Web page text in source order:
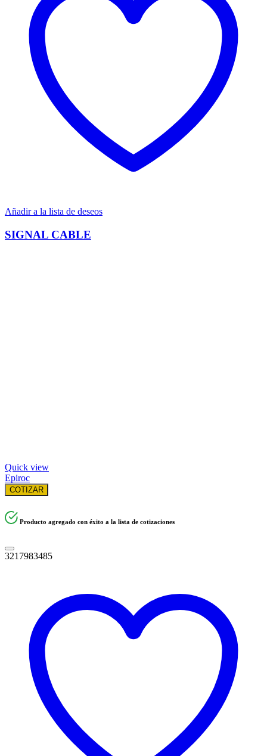
Añadir a la lista de deseos
SIGNAL CABLE
Quick view
Epiroc
COTIZAR
Producto agregado con éxito a la lista de cotizaciones
3217983485